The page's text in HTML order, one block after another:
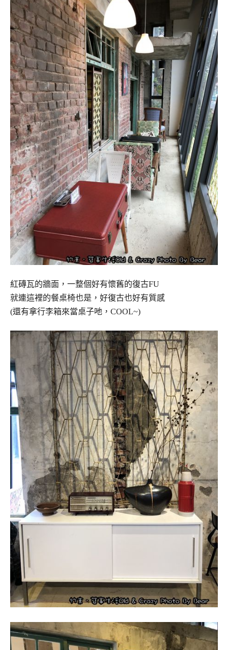
紅磚瓦的牆面，一整個好有懷舊的復古FU
就連這裡的餐桌椅也是，好復古也好有質感
(還有拿行李箱來當桌子吔，COOL~)